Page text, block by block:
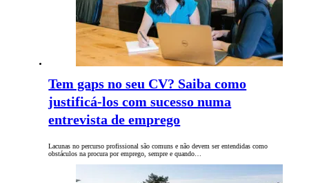
Tem gaps no seu CV? Saiba como
justificá-los com sucesso numa
entrevista de emprego
Lacunas no percurso profissional são comuns e não devem ser entendidas como
obstáculos na procura por emprego, sempre e quando…